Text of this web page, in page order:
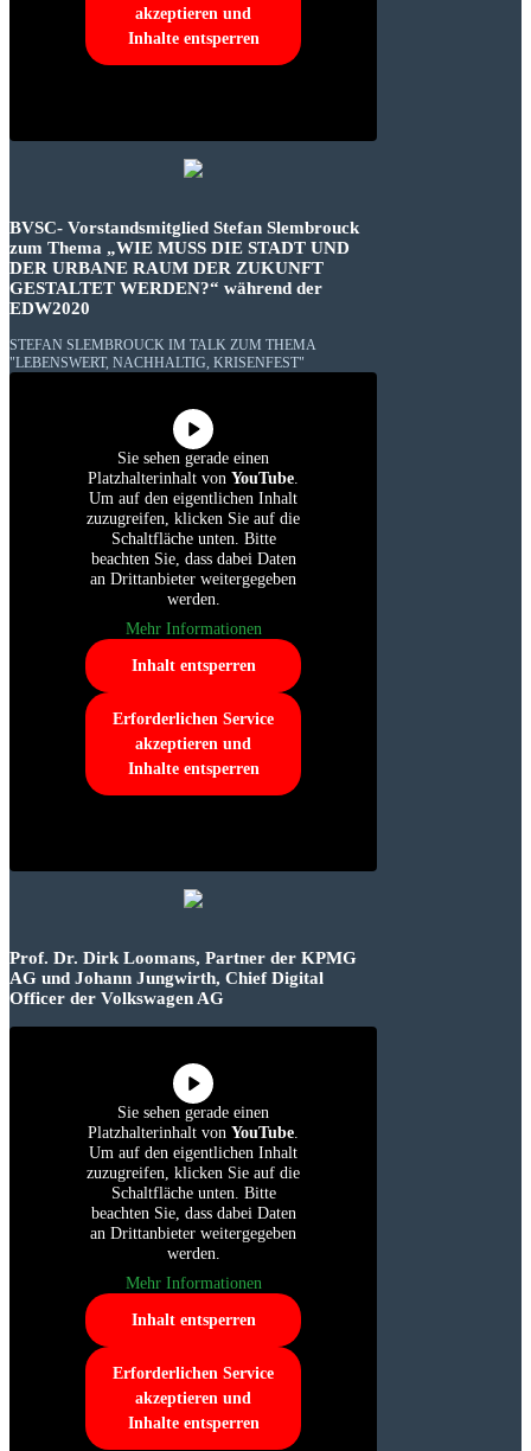
akzeptieren und
Inhalte entsperren
BVSC- Vorstandsmitglied Stefan Slembrouck
zum Thema „WIE MUSS DIE STADT UND
DER URBANE RAUM DER ZUKUNFT
GESTALTET WERDEN?“ während der
EDW2020
STEFAN SLEMBROUCK IM TALK ZUM THEMA
"LEBENSWERT, NACHHALTIG, KRISENFEST"
Sie sehen gerade einen
Platzhalterinhalt von YouTube.
Um auf den eigentlichen Inhalt
zuzugreifen, klicken Sie auf die
Schaltfläche unten. Bitte
beachten Sie, dass dabei Daten
an Drittanbieter weitergegeben
werden.
Mehr Informationen
Inhalt entsperren
Erforderlichen Service
akzeptieren und
Inhalte entsperren
Prof. Dr. Dirk Loomans, Partner der KPMG
AG und Johann Jungwirth, Chief Digital
Officer der Volkswagen AG
Sie sehen gerade einen
Platzhalterinhalt von YouTube.
Um auf den eigentlichen Inhalt
zuzugreifen, klicken Sie auf die
Schaltfläche unten. Bitte
beachten Sie, dass dabei Daten
an Drittanbieter weitergegeben
werden.
Mehr Informationen
Inhalt entsperren
Erforderlichen Service
akzeptieren und
Inhalte entsperren